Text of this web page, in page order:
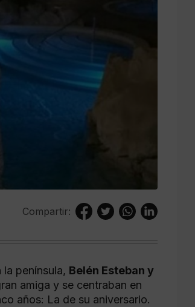
Compartir:
península, Belén Esteban y
amiga y se centraban en
años: La de su aniversario.